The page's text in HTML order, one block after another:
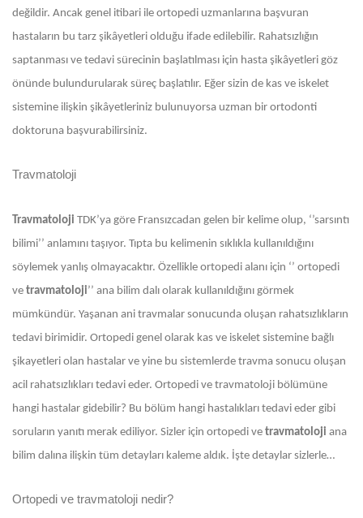
değildir. Ancak genel itibari ile ortopedi uzmanlarına başvuran
hastaların bu tarz şikâyetleri olduğu ifade edilebilir. Rahatsızlığın
saptanması ve tedavi sürecinin başlatılması için hasta şikâyetleri göz
önünde bulundurularak süreç başlatılır. Eğer sizin de kas ve iskelet
sistemine ilişkin şikâyetleriniz bulunuyorsa uzman bir ortodonti
doktoruna başvurabilirsiniz.
Travmatoloji
Travmatoloji TDK’ya göre Fransızcadan gelen bir kelime olup, ‘’sarsıntı
bilimi’’ anlamını taşıyor. Tıpta bu kelimenin sıklıkla kullanıldığını
söylemek yanlış olmayacaktır. Özellikle ortopedi alanı için ‘’ ortopedi
ve travmatoloji’’ ana bilim dalı olarak kullanıldığını görmek
mümkündür. Yaşanan ani travmalar sonucunda oluşan rahatsızlıkların
tedavi birimidir. Ortopedi genel olarak kas ve iskelet sistemine bağlı
şikayetleri olan hastalar ve yine bu sistemlerde travma sonucu oluşan
acil rahatsızlıkları tedavi eder. Ortopedi ve travmatoloji bölümüne
hangi hastalar gidebilir? Bu bölüm hangi hastalıkları tedavi eder gibi
soruların yanıtı merak ediliyor. Sizler için ortopedi ve travmatoloji ana
bilim dalına ilişkin tüm detayları kaleme aldık. İşte detaylar sizlerle…
Ortopedi ve travmatoloji nedir?